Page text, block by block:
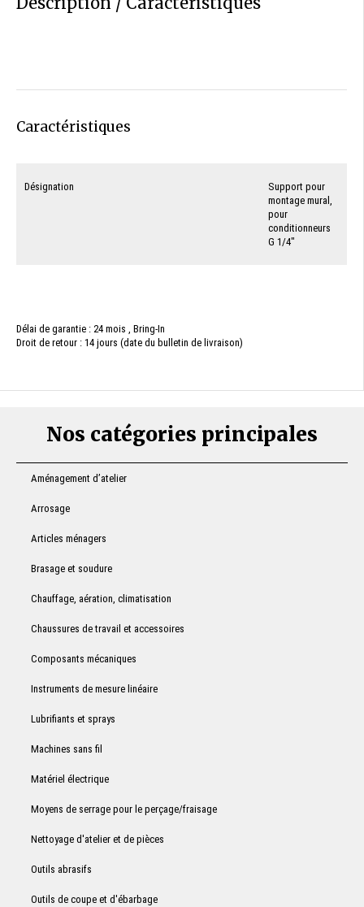
Caractéristiques
Désignation
Support pour
montage mural,
pour
conditionneurs
G 1/4"
Délai de garantie : 24 mois , Bring-In
Droit de retour : 14 jours (date du bulletin de livraison)
Nos catégories principales
Aménagement d’atelier
Arrosage
Articles ménagers
Brasage et soudure
Chauffage, aération, climatisation
Chaussures de travail et accessoires
Composants mécaniques
Instruments de mesure linéaire
Lubrifiants et sprays
Machines sans fil
Matériel électrique
Moyens de serrage pour le perçage/fraisage
Nettoyage d'atelier et de pièces
Outils abrasifs
Outils de coupe et d'ébarbage